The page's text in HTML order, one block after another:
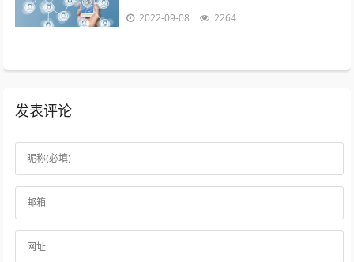
营销)、粉丝经济、公关等等手段尚不可形
2022-09-08 2264
发表评论